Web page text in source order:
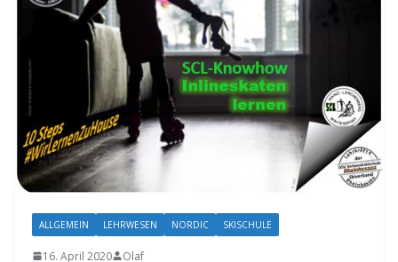
ALLGEMEIN LEHRWESEN NORDIC SKISCHULE
16. April 2020 Olaf